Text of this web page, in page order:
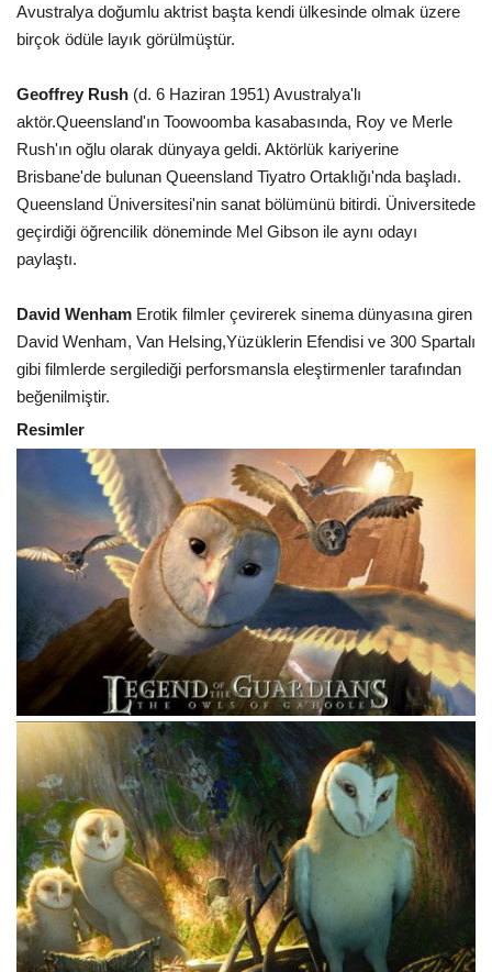
Avustralya doğumlu aktrist başta kendi ülkesinde olmak üzere
birçok ödüle layık görülmüştür.
Geoffrey Rush (d. 6 Haziran 1951) Avustralya'lı
aktör.Queensland'ın Toowoomba kasabasında, Roy ve Merle
Rush'ın oğlu olarak dünyaya geldi. Aktörlük kariyerine
Brisbane'de bulunan Queensland Tiyatro Ortaklığı'nda başladı.
Queensland Üniversitesi'nin sanat bölümünü bitirdi. Üniversitede
geçirdiği öğrencilik döneminde Mel Gibson ile aynı odayı
paylaştı.
David Wenham Erotik filmler çevirerek sinema dünyasına giren
David Wenham, Van Helsing,Yüzüklerin Efendisi ve 300 Spartalı
gibi filmlerde sergilediği perforsmansla eleştirmenler tarafından
beğenilmiştir.
Resimler